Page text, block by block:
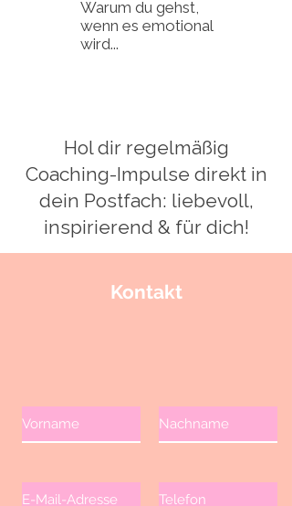
Warum du gehst,
wenn es emotional
wird...
Hol dir regelmäßig
Coaching-Impulse direkt in
dein Postfach: liebevoll,
inspirierend & für dich!
Kontakt